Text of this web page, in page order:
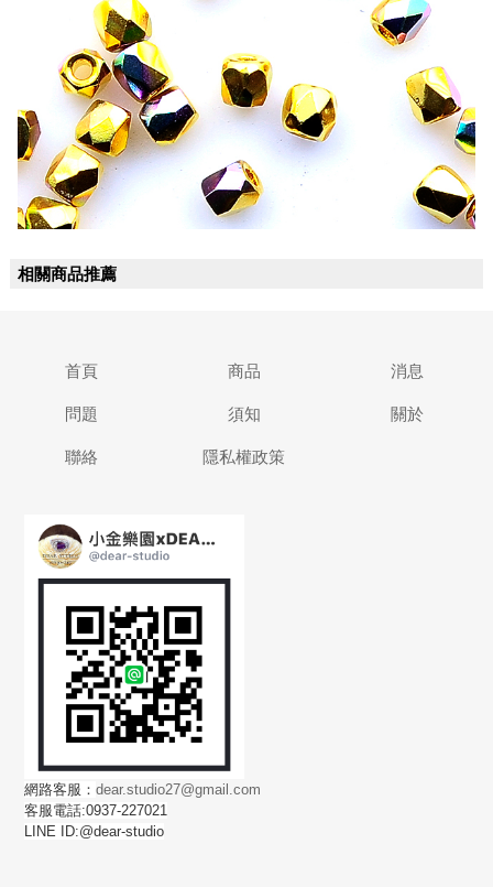
相關商品推薦
首頁 商品 消息
問題 須知 關於
聯絡 隱私權政策
網路客服：dear.studio27@gmail.com
客服電話:0937-227021
LINE ID:@dear-studio